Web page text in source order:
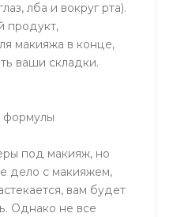
лба и вокруг рта).
продукт,
макияжа в конце,
ваши складки.
формулы
под макияж, но
дело с макияжем,
вам будет
Однако не все